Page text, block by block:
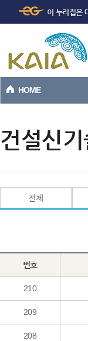
본문바로가기
이 누리집은
HOME
건설신
전체
번호
210
209
208